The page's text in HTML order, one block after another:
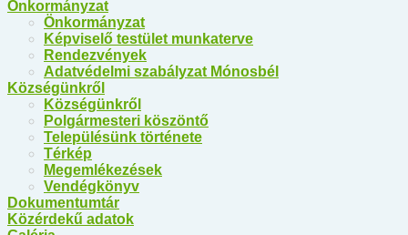
Önkormányzat
Önkormányzat
Képviselő testület munkaterve
Rendezvények
Adatvédelmi szabályzat Mónosbél
Községünkről
Községünkről
Polgármesteri köszöntő
Településünk története
Térkép
Megemlékezések
Vendégkönyv
Dokumentumtár
Közérdekű adatok